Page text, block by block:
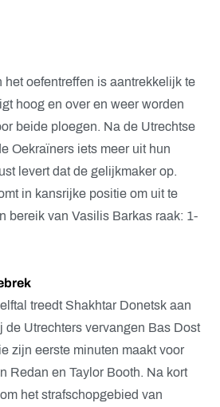
het oefentreffen is aantrekkelijk te
hoog en over en weer worden
beide ploegen. Na de Utrechtse
Oekraïners iets meer uit hun
levert dat de gelijkmaker op.
in kansrijke positie om uit te
bereik van Vasilis Barkas raak: 1-
treedt Shakhtar Donetsk aan
de Utrechters vervangen Bas Dost
zijn eerste minuten maakt voor
Redan en Taylor Booth. Na kort
het strafschopgebied van